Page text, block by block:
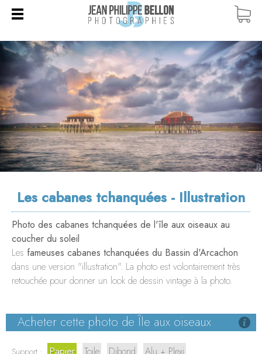
ACCUEIL
BOUTIQUE
TOUTES LES PHOTOS
CARTES CADEAUX
DUNE DU PILAT
ÎLE AUX OISEAUX
BANC D'ARGUIN
CAP FERRET
ARCACHON
PYLA
LE WHARF
BORDEAUX
COURS PHOTO
COURS PARTICULIERS
WORKSHOPS / STAGES
VOYAGES PHOTO
BLOG
QUI SUIS-JE ?
CONTACT
Les cabanes tchanquées - Illustration
Photo des cabanes tchanquées de l'île aux oiseaux au
coucher du soleil
Les fameuses cabanes tchanquées du Bassin d'Arcachon
dans une version "illustration". La photo est volontairement très
retouchée pour donner un look de dessin vintage à la photo.
Acheter cette photo de Île aux oiseaux